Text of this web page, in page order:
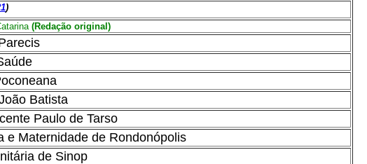
)
(Redação original)
Batista
Paulo de Tarso
e Maternidade de Rondonópolis
de Sinop